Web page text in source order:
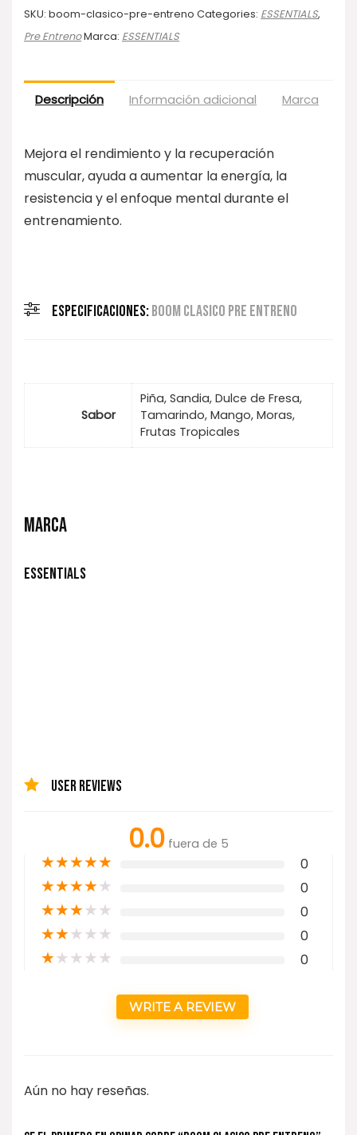
SKU: boom-clasico-pre-entreno Categories: ESSENTIALS,
Pre EntrenoMarca: ESSENTIALS
Descripción Información adicional Marca
Mejora el rendimiento y la recuperación
muscular, ayuda a aumentar la energía, la
resistencia y el enfoque mental durante el
entrenamiento.
ESPECIFICACIONES:BOOM CLASICO PRE ENTRENO
Sabor
Piña, Sandia, Dulce de Fresa,
Tamarindo, Mango, Moras,
Frutas Tropicales
MARCA
ESSENTIALS
USER REVIEWS
0.0 fuera de 5
★★★★★ 0
★★★★★ 0
★★★★★ 0
★★★★★ 0
★★★★★ 0
WRITE A REVIEW
Aún no hay reseñas.